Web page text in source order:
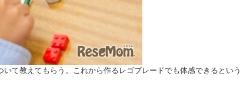
て教えてもらう。これから作るレゴブレードでも体感できるという